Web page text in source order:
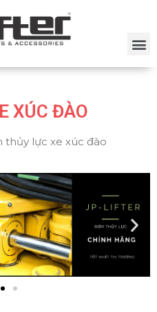
XÚC ĐÀO
thủy lực xe xúc đào